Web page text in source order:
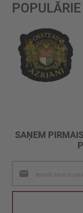
SAŅEM
jaunumu
saņemšanai: